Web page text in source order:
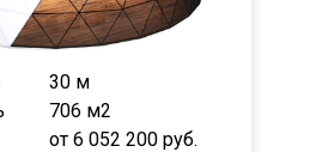
30 м
706 м2
от 6 052 200 руб.